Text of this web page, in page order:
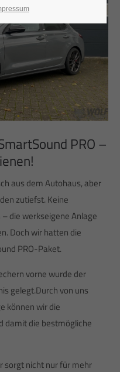
PRO –
aus dem Autohaus, aber
zutiefst. Keine
die werkseigene Anlage
Doch wir hatten die
PRO-Paket.
vorne wurde der
gelegt.Durch von uns
können wir die
damit die bestmögliche
sorgt nicht nur für mehr